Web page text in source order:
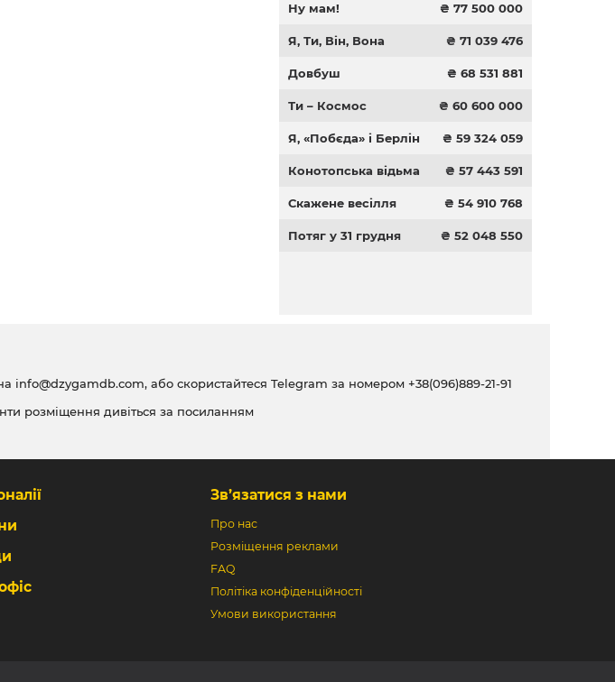
Ну мам! ₴ 77 500 000
Я, Ти, Він, Вона ₴ 71 039 476
Довбуш ₴ 68 531 881
Ти – Космос ₴ 60 600 000
Я, «Побєда» і Берлін ₴ 59 324 059
Конотопська відьма ₴ 57 443 591
Скажене весілля ₴ 54 910 768
Потяг у 31 грудня ₴ 52 048 550
info@dzygamdb.com, або скористайтеся Telegram за номером +38(096)889-21-91
розміщення дивіться за посиланням
Зв’язатися з нами
Про нас
Розміщення реклами
FAQ
Політіка конфіденційності
Умови використання